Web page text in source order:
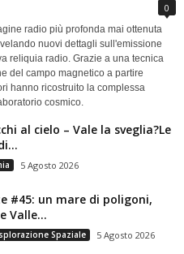
0
radio più profonda mai ottenuta
nuovi dettagli sull'emissione
reliquia radio. Grazie a una tecnica
del campo magnetico a partire
hanno ricostruito la complessa
cosmico.
al cielo – Vale la sveglia?Le
5 Agosto 2026
#45: un mare di poligoni,
Valle...
Spaziale 5 Agosto 2026